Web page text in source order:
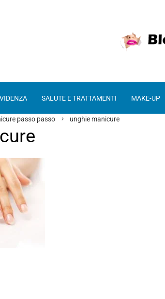
SALUTE E TRATTAMENTI MAKE-UP
passo passo unghie manicure